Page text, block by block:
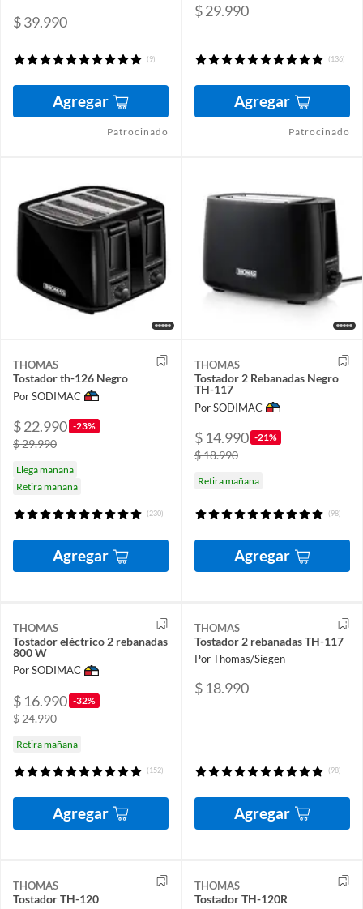
$ 39.990
(9)
Agregar
Patrocinado
$ 29.990
(136)
Agregar
Patrocinado
THOMAS
Tostador th-126 Negro
Por SODIMAC
$ 22.990 -23%
$ 29.990
Llega mañana
Retira mañana
(230)
Agregar
THOMAS
Tostador 2 Rebanadas Negro
TH-117
Por SODIMAC
$ 14.990 -21%
$ 18.990
Retira mañana
(98)
Agregar
THOMAS
Tostador eléctrico 2 rebanadas
800 W
Por SODIMAC
$ 16.990 -32%
$ 24.990
Retira mañana
(152)
Agregar
THOMAS
Tostador 2 rebanadas TH-117
Por Thomas/Siegen
$ 18.990
(98)
Agregar
THOMAS
Tostador TH-120
THOMAS
Tostador TH-120R